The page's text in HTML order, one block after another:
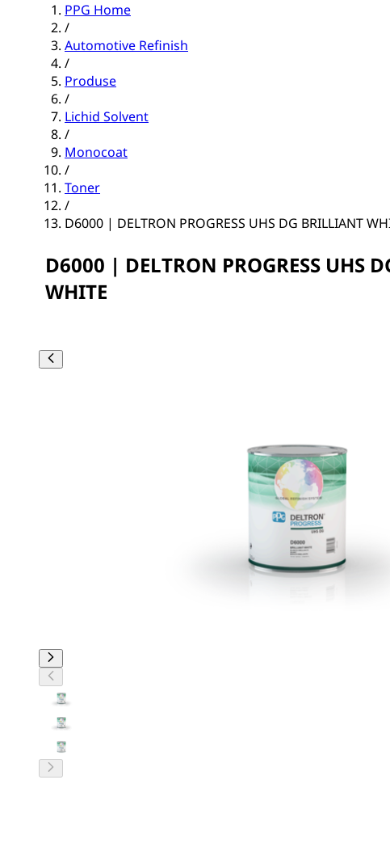
PPG Home
/
Automotive Refinish
/
Produse
/
Lichid Solvent
/
Monocoat
/
Toner
/
D6000 | DELTRON PROGRESS UHS DG BRILLIANT
D6000 | DELTRON PROGRESS UHS
WHITE